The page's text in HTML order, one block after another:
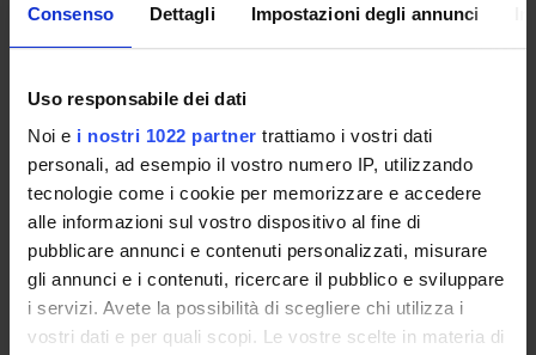
Consenso Dettagli Impostazioni degli annunci
Uso responsabile dei dati
Noi e i nostri 1022 partner trattiamo i vostri dati
personali, ad esempio il vostro numero IP, utilizzando
tecnologie come i cookie per memorizzare e accedere
alle informazioni sul vostro dispositivo al fine di
pubblicare annunci e contenuti personalizzati, misurare
gli annunci e i contenuti, ricercare il pubblico e sviluppare
i servizi. Avete la possibilità di scegliere chi utilizza i
vostri dati e per quali scopi. Le vostre scelte in materia di
COURSES
PHD PROGRAMMES AND POSTGRADUATE
TRAINING
Contacts
People
Places